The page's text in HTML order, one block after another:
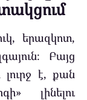
երազկոտ,
Բայց
է, քան
լինելու